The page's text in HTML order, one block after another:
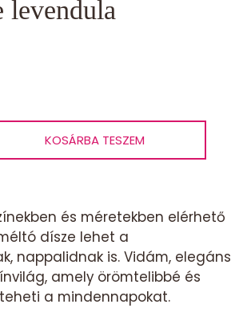
levendula
KOSÁRBA TESZEM
és méretekben elérhető
dísze lehet a
nappalidnak is. Vidám, elegáns
amely örömtelibbé és
a mindennapokat.